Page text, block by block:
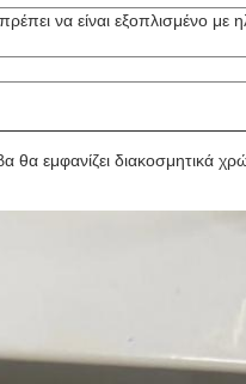
να είναι εξοπλισμένο με
θα εμφανίζει διακοσμητικά